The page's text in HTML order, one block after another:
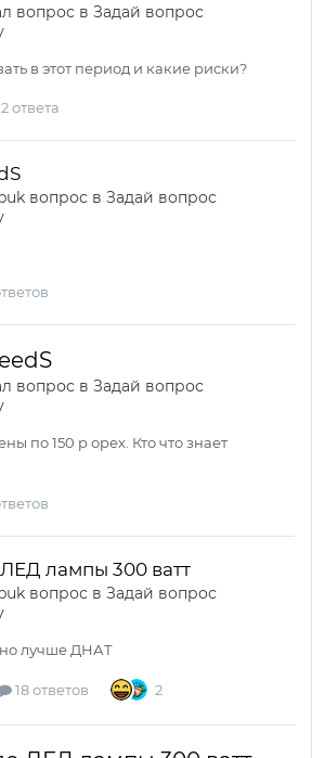
вопрос в Задай вопрос
в этот период и какие риски?
2 ответа
вопрос в Задай вопрос
вопрос в Задай вопрос
по 150 р орех. Кто что знает
лампы 300 ватт
вопрос в Задай вопрос
лучше ДНАТ
18 ответов 2